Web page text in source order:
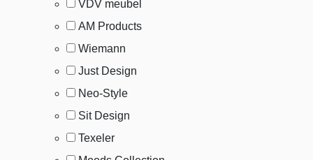
VDV meubel
AM Products
Wiemann
Just Design
Neo-Style
Sit Design
Texeler